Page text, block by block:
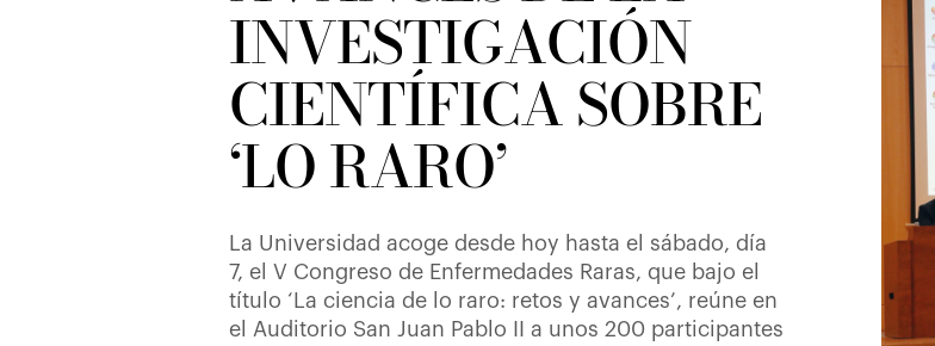
INVESTIGACIÓN
CIENTÍFICA SOBRE
‘LO RARO’
La Universidad acoge desde hoy hasta el sábado, día
7, el V Congreso de Enfermedades Raras, que bajo el
título ‘La ciencia de lo raro: retos y avances’, reúne en
el Auditorio San Juan Pablo II a unos 200 participantes